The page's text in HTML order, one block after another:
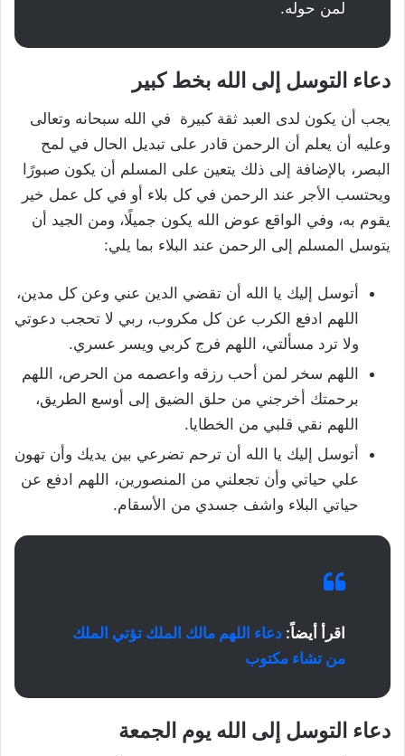
لمن حوله.
دعاء التوسل إلى الله بخط كبير
يجب أن يكون لدى العبد ثقة كبيرة في الله سبحانه وتعالى
وعليه أن يعلم أن الرحمن قادر على تبديل الحال في لمح
البصر، بالإضافة إلى ذلك يتعين على المسلم أن يكون صبورًا
ويحتسب الأجر عند الرحمن في كل بلاء أو في كل عمل خير
يقوم به، وفي الواقع عوض الله يكون جميلًا، ومن الجيد أن
يتوسل المسلم إلى الرحمن عند البلاء بما يلي:
أتوسل إليك يا الله أن تقضي الدين عني وعن كل مدين،
اللهم ادفع الكرب عن كل مكروب، ربي لا تحجب دعوتي
ولا ترد مسألتي، اللهم فرج كربي ويسر عسري.
اللهم سخر لمن أحب رزقه واعصمه من الحرص، اللهم
برحمتك أخرجني من حلق الضيق إلى أوسع الطريق،
اللهم نقي قلبي من الخطايا.
أتوسل إليك يا الله أن ترحم تضرعي بين يديك وأن تهون
علي حياتي وأن تجعلني من المنصورين، اللهم ادفع عن
حياتي البلاء واشف جسدي من الأسقام.
اقرأ أيضاً: دعاء اللهم مالك الملك تؤتي الملك
من تشاء مكتوب
دعاء التوسل إلى الله يوم الجمعة